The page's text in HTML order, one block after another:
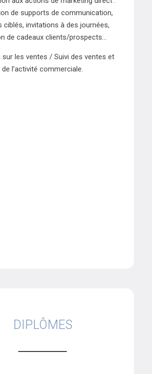
de supports de communication,
ciblés, invitations à des journées,
de cadeaux clients/prospects...
sur les ventes / Suivi des ventes et
de l’activité commerciale.
DIPLÔMES